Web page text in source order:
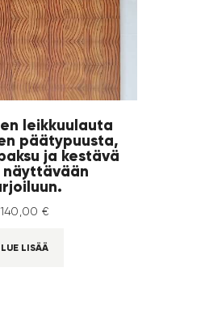
leikkuulauta
päätypuusta,
ja kestävä
näyttävään
140 00 €
LUE LISÄÄ